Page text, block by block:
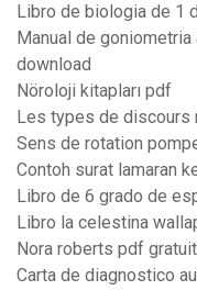
Libro de biologia de 1
Manual de
download
Nöroloji kitapları pdf
Les types de discours
Sens de rotation
Contoh surat lamaran
Libro de 6 grado de
Libro la celestina
Nora roberts pdf gratuit
Carta de diagnostico